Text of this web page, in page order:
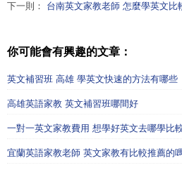
下一則： 台南英文家教老師 怎麼學英文比
你可能會有興趣的文章：
英文補習班 高雄 學英文快速的方法有哪些
高雄英語家教 英文補習班哪間好
一對一英文家教費用 想學好英文去哪學比
宜蘭英語家教老師 英文家教有比較推薦的